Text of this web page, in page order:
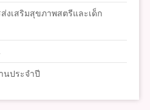
งเสริมสุขภาพสตรีและเด็ก
นประจำปี